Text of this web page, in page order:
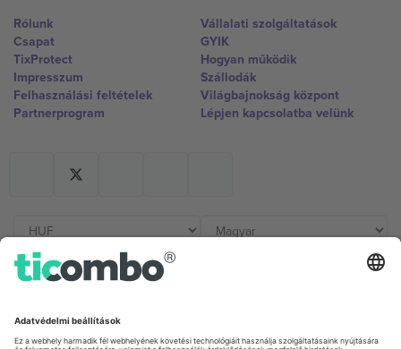
Rólunk
Csapat
TixProtect
Impresszum
Felhasználási feltételek
Partnerprogram
Vállalati szolgáltatások
GYIK
Hogyan működik
Szállodák
Világbajnokság központ
Lépjen kapcsolatba velünk
Germany
United Kingdom